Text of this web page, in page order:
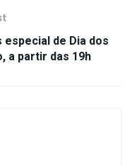
de Dia dos
a partir das 19h